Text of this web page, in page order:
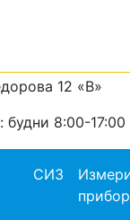
12 «В»
8:00-17:00
СИЗ